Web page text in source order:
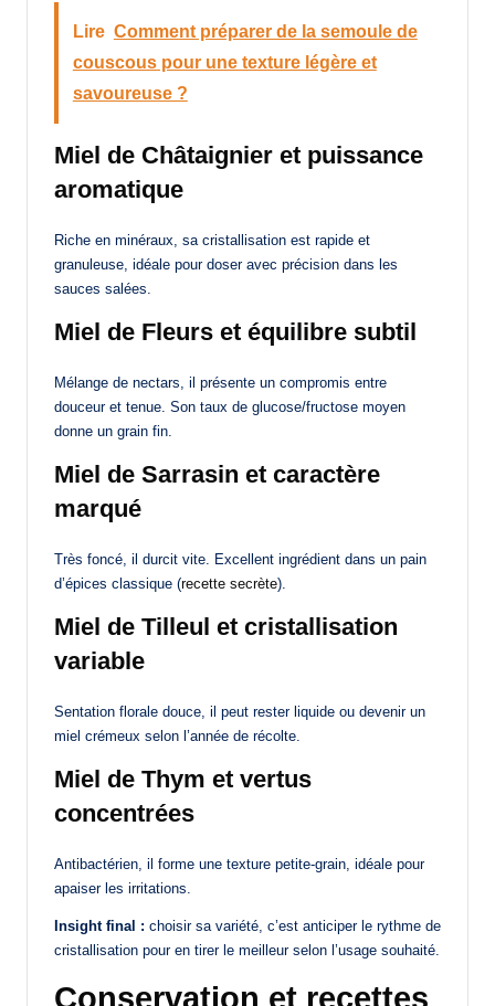
Lire Comment préparer de la semoule de
couscous pour une texture légère et
savoureuse ?
Miel de Châtaignier et puissance
aromatique
Riche en minéraux, sa cristallisation est rapide et
granuleuse, idéale pour doser avec précision dans les
sauces salées.
Miel de Fleurs et équilibre subtil
Mélange de nectars, il présente un compromis entre
douceur et tenue. Son taux de glucose/fructose moyen
donne un grain fin.
Miel de Sarrasin et caractère
marqué
Très foncé, il durcit vite. Excellent ingrédient dans un pain
d’épices classique (recette secrète).
Miel de Tilleul et cristallisation
variable
Sentation florale douce, il peut rester liquide ou devenir un
miel crémeux selon l’année de récolte.
Miel de Thym et vertus
concentrées
Antibactérien, il forme une texture petite-grain, idéale pour
apaiser les irritations.
Insight final : choisir sa variété, c’est anticiper le rythme de
cristallisation pour en tirer le meilleur selon l’usage souhaité.
Conservation et recettes